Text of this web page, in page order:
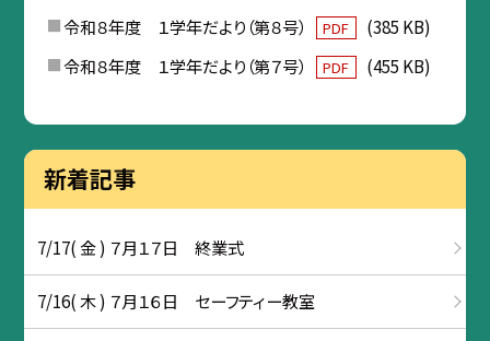
令和８年度 １学年だより（第８号）
PDF
(385 KB)
令和８年度 １学年だより（第７号）
PDF (455 KB)
新着記事
7/17( 金 ) ７月１７日 終業式
7/16( 木 ) ７月１６日 セーフティー教室